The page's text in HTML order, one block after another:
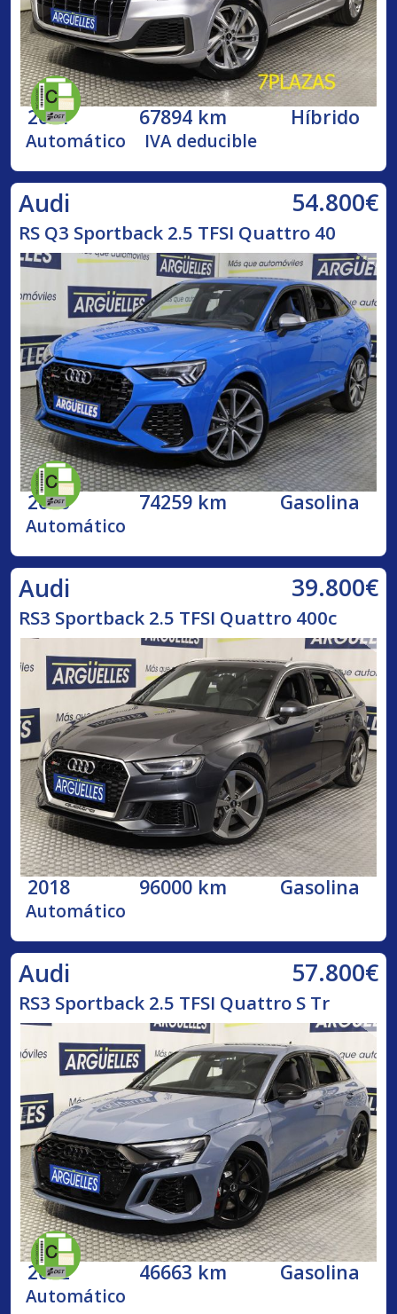
2021 67894 km Híbrido
Automático IVA deducible
Audi 54.800€
RS Q3 Sportback 2.5 TFSI Quattro 40
2020 74259 km Gasolina
Automático
Audi 39.800€
RS3 Sportback 2.5 TFSI Quattro 400c
2018 96000 km Gasolina
Automático
Audi 57.800€
RS3 Sportback 2.5 TFSI Quattro S Tr
2022 46663 km Gasolina
Automático